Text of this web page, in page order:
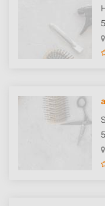
Measure content
Understand
or combinations of
Develop and improve
Use limited data to
Use precise